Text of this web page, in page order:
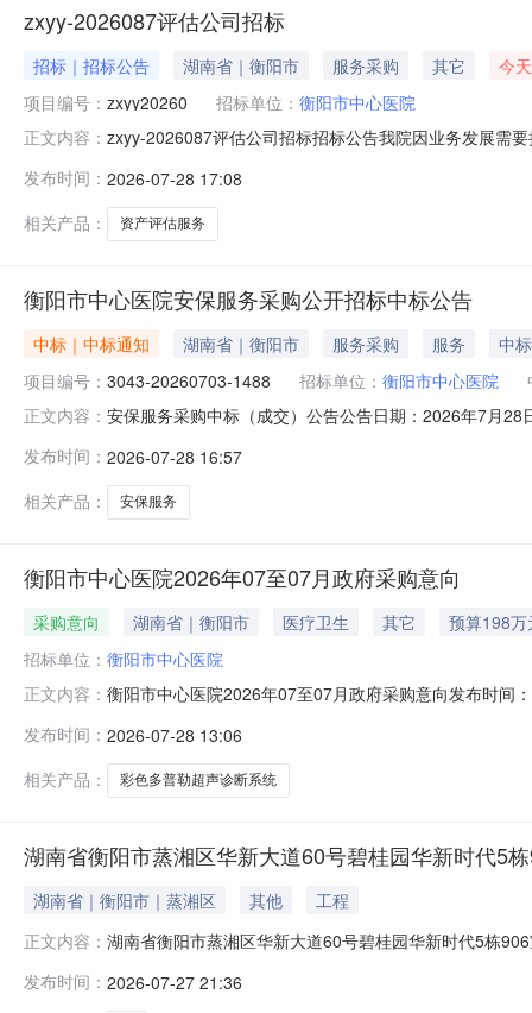
zxyy-2026087评估公司招标
招标｜招标公告 湖南省｜衡阳市 服务采购 其它
今
项目编号： zxyy20260 招标单位： 衡阳市中心医院
正文内容： zxyy-2026087评估公司招标招标公告我院因业务发展需
意向参加投标的公司于2026年07月28日2026年08月03
发布时间： 2026-07-28 17:08
相关产品：
资产评估服务
衡阳市中心医院安保服务采购公开招标中标公告
中标｜中标通知 湖南省｜衡阳市 服务采购 服务
中
项目编号： 3043-20260703-1488 招标单位： 衡阳市中心医院
正文内容： 安保服务采购中标（成交）公告公告日期：2026年7月
项目编号：3043-20260703-1488预算金额：
发布时间： 2026-07-28 16:57
相关产品：
安保服务
衡阳市中心医院2026年07至07月政府采购意向
采购意向 湖南省｜衡阳市 医疗卫生 其它
预算198万
招标单位： 衡阳市中心医院
正文内容： 衡阳市中心医院2026年07至07月政府采购意向发布时间
中心医院彩色多普勒超声诊断系统采购项目健康体检中
采购
发布时间： 2026-07-28 13:06
相关产品：
彩色多普勒超声诊断系统
湖南省衡阳市蒸湘区华新大道60号碧桂园华新时代5
湖南省｜衡阳市｜蒸湘区 其他
工程
正文内容： 湖南省衡阳市蒸湘区华新大道60号碧桂园华新时代5栋
60号碧桂园华新时代5栋906室2.产权证书及存放地；标
发布时间： 2026-07-27 21:36